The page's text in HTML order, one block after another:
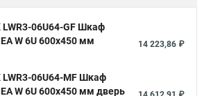
LWR3-06U64-GF Шкаф
W 6U 600x450 мм
14 223,86 ₽
LWR3-06U64-MF Шкаф
W 6U 600x450 мм дверь